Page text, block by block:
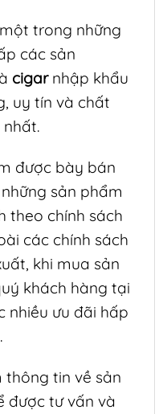
trong những
các sản
cigar nhập khẩu
uy tín và chất
được bày bán
sản phẩm
theo chính sách
các chính sách
khi mua sản
khách hàng tại
nhiều ưu đãi hấp
thông tin về sản
được tư vấn và